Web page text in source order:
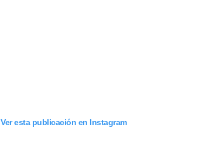
Ver esta publicación en Instagram